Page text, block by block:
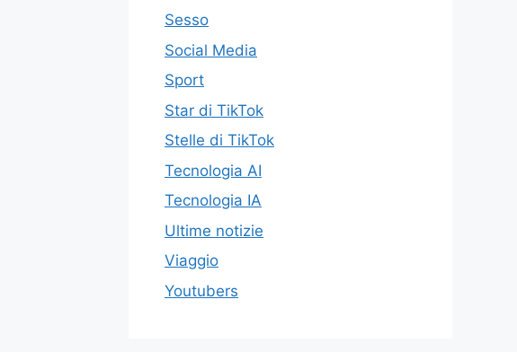
Sesso
Social Media
Sport
Star di TikTok
Stelle di TikTok
Tecnologia AI
Tecnologia IA
Ultime notizie
Viaggio
Youtubers